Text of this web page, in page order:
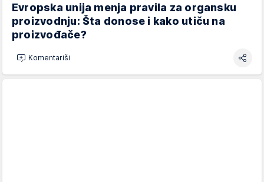
Evropska unija menja pravila za organsku
proizvodnju: Šta donose i kako utiču na
proizvođače?
Komentariši